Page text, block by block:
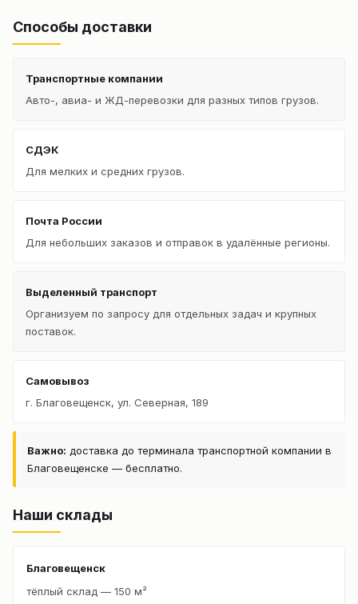
Способы доставки
Транспортные компании
Авто-, авиа- и ЖД-перевозки для разных типов грузов.
СДЭК
Для мелких и средних грузов.
Почта России
Для небольших заказов и отправок в удалённые регионы.
Выделенный транспорт
Организуем по запросу для отдельных задач и крупных
поставок.
Самовывоз
г. Благовещенск, ул. Северная, 189
Важно: доставка до терминала транспортной компании в
Благовещенске — бесплатно.
Наши склады
Благовещенск
тёплый склад — 150 м²